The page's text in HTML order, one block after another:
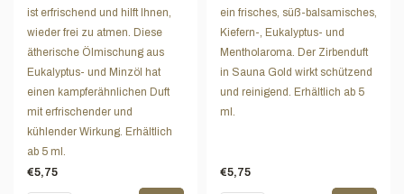
ist erfrischend und hilft Ihnen,
wieder frei zu atmen. Diese
ätherische Ölmischung aus
Eukalyptus- und Minzöl hat
einen kampferähnlichen Duft
mit erfrischender und
kühlender Wirkung. Erhältlich
ab 5 ml.
€5,75
ein frisches, süß-balsamisches,
Kiefern-, Eukalyptus- und
Mentholaroma. Der Zirbenduft
in Sauna Gold wirkt schützend
und reinigend. Erhältlich ab 5
ml.
€5,75